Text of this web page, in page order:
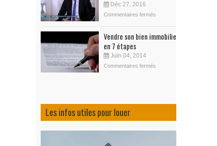
Déc 27, 2016
Commentaires fermés
Vendre son bien immobilier
en 7 étapes
Juin 04, 2014
Commentaires fermés
Les infos utiles pour louer